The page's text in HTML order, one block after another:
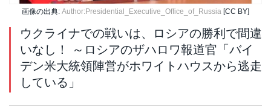
画像の出典: Author:Presidential_Executive_Office_of_Russia [CC BY]
ウクライナでの戦いは、ロシアの勝利で間違
いなし！ ～ロシアのザハロワ報道官「バイ
デン米大統領陣営がホワイトハウスから逃走
している」